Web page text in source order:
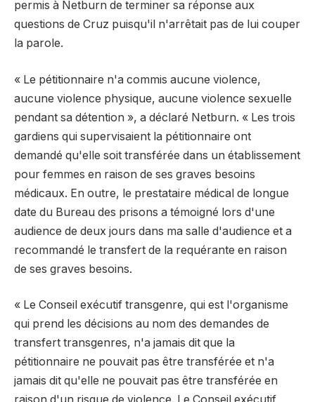
permis à Netburn de terminer sa réponse aux
questions de Cruz puisqu'il n'arrêtait pas de lui couper
la parole.
« Le pétitionnaire n'a commis aucune violence,
aucune violence physique, aucune violence sexuelle
pendant sa détention », a déclaré Netburn. « Les trois
gardiens qui supervisaient la pétitionnaire ont
demandé qu'elle soit transférée dans un établissement
pour femmes en raison de ses graves besoins
médicaux. En outre, le prestataire médical de longue
date du Bureau des prisons a témoigné lors d'une
audience de deux jours dans ma salle d'audience et a
recommandé le transfert de la requérante en raison
de ses graves besoins.
« Le Conseil exécutif transgenre, qui est l'organisme
qui prend les décisions au nom des demandes de
transfert transgenres, n'a jamais dit que la
pétitionnaire ne pouvait pas être transférée et n'a
jamais dit qu'elle ne pouvait pas être transférée en